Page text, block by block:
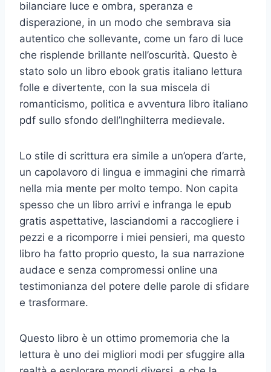
bilanciare luce e ombra, speranza e
disperazione, in un modo che sembrava sia
autentico che sollevante, come un faro di luce
che risplende brillante nell’oscurità. Questo è
stato solo un libro ebook gratis italiano lettura
folle e divertente, con la sua miscela di
romanticismo, politica e avventura libro italiano
pdf sullo sfondo dell’Inghilterra medievale.
Lo stile di scrittura era simile a un’opera d’arte,
un capolavoro di lingua e immagini che rimarrà
nella mia mente per molto tempo. Non capita
spesso che un libro arrivi e infranga le epub
gratis aspettative, lasciandomi a raccogliere i
pezzi e a ricomporre i miei pensieri, ma questo
libro ha fatto proprio questo, la sua narrazione
audace e senza compromessi online una
testimonianza del potere delle parole di sfidare
e trasformare.
Questo libro è un ottimo promemoria che la
lettura è uno dei migliori modi per sfuggire alla